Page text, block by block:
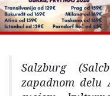
Salzburg
zapadnom delu